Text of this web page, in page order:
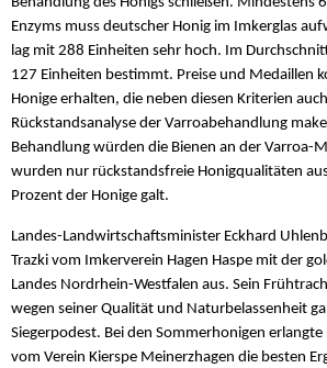
Enzyms muss deutscher Honig im Imkerglas
lag mit 288 Einheiten sehr hoch. Im
127 Einheiten bestimmt. Preise und Medaillen
Honige erhalten, die neben diesen Kriterien
Rückstandsanalyse der Varroabehandlung
Behandlung würden die Bienen an der Varroa-
wurden nur rückstandsfreie Honigqualitäten
Prozent der Honige galt.
Landes-Landwirtschaftsminister Eckhard
Trazki vom Imkerverein Hagen Haspe mit der
Landes Nordrhein-Westfalen aus. Sein
wegen seiner Qualität und Naturbelassenheit
Siegerpodest. Bei den Sommerhonigen
vom Verein Kierspe Meinerzhagen die besten